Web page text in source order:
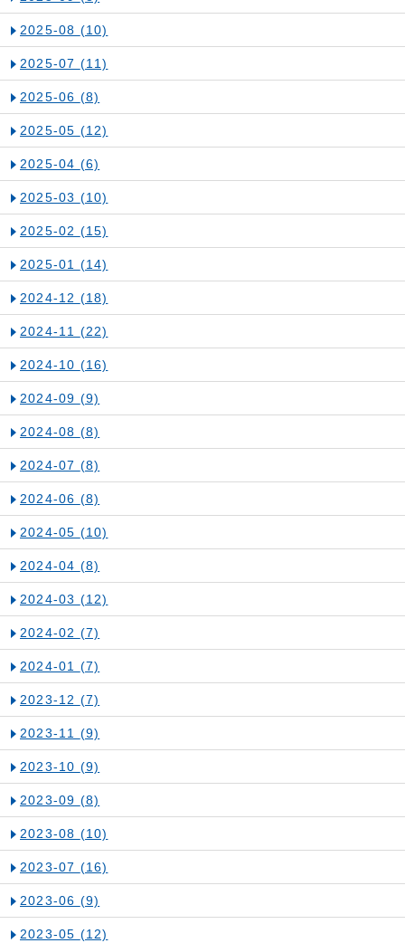
2025-08 (10)
2025-07 (11)
2025-06 (8)
2025-05 (12)
2025-04 (6)
2025-03 (10)
2025-02 (15)
2025-01 (14)
2024-12 (18)
2024-11 (22)
2024-10 (16)
2024-09 (9)
2024-08 (8)
2024-07 (8)
2024-06 (8)
2024-05 (10)
2024-04 (8)
2024-03 (12)
2024-02 (7)
2024-01 (7)
2023-12 (7)
2023-11 (9)
2023-10 (9)
2023-09 (8)
2023-08 (10)
2023-07 (16)
2023-06 (9)
2023-05 (12)